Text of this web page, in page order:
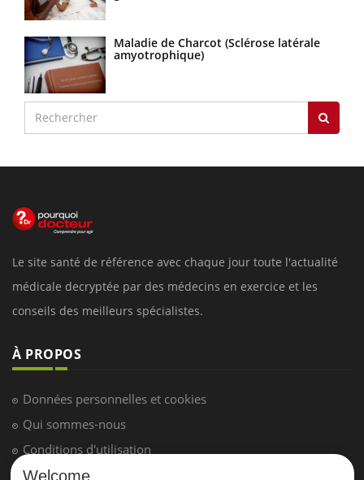
Maladie de Charcot (Sclérose latérale
amyotrophique)
Le site santé de référence avec chaque jour toute l'actualité
médicale decryptée par des médecins en exercice et les
conseils des meilleurs spécialistes.
À PROPOS
Données personnelles et cookies
Qui sommes-nous
Conditions d'utilisation
Plan du site
Welcome